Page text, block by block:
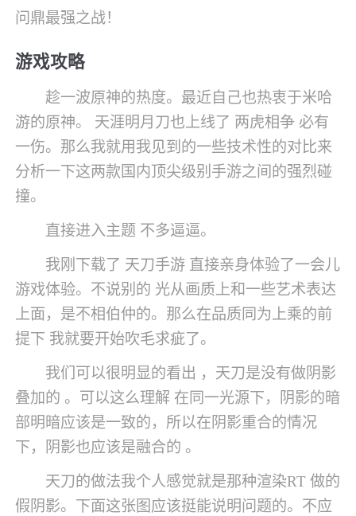
问鼎最强之战！
游戏攻略
趁一波原神的热度。最近自己也热衷于米哈
游的原神。 天涯明月刀也上线了 两虎相争 必有
一伤。那么我就用我见到的一些技术性的对比来
分析一下这两款国内顶尖级别手游之间的强烈碰
撞。
直接进入主题 不多逼逼。
我刚下载了 天刀手游 直接亲身体验了一会儿
游戏体验。不说别的 光从画质上和一些艺术表达
上面，是不相伯仲的。那么在品质同为上乘的前
提下 我就要开始吹毛求疵了。
我们可以很明显的看出 ，天刀是没有做阴影
叠加的 。可以这么理解 在同一光源下，阴影的暗
部明暗应该是一致的，所以在阴影重合的情况
下，阴影也应该是融合的 。
天刀的做法我个人感觉就是那种渲染RT 做的
假阴影。下面这张图应该挺能说明问题的。不应